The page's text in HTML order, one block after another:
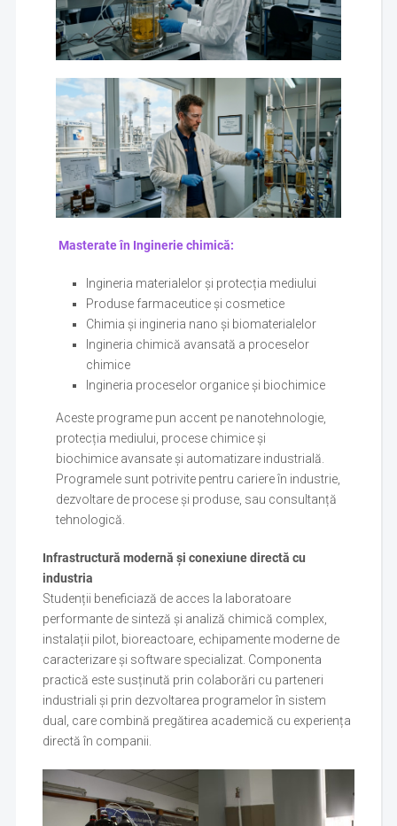
Masterate în Inginerie chimică:
Ingineria materialelor și protecția mediului
Produse farmaceutice și cosmetice
Chimia și ingineria nano și biomaterialelor
Ingineria chimică avansată a proceselor
chimice
Ingineria proceselor organice și biochimice
Aceste programe pun accent pe nanotehnologie,
protecția mediului, procese chimice și
biochimice avansate și automatizare industrială.
Programele sunt potrivite pentru cariere în industrie,
dezvoltare de procese și produse, sau consultanță
tehnologică.
Infrastructură modernă și conexiune directă cu
industria
Studenții beneficiază de acces la laboratoare
performante de sinteză și analiză chimică complex,
instalații pilot, bioreactoare, echipamente moderne de
caracterizare și software specializat. Componenta
practică este susținută prin colaborări cu parteneri
industriali și prin dezvoltarea programelor în sistem
dual, care combină pregătirea academică cu experiența
directă în companii.